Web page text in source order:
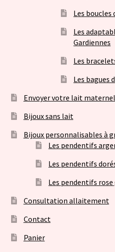
Les boucles
Les
Gardiennes
Les
Les bagues
Envoyer votre lait
Bijoux sans lait
Bijoux personnalisables à
Les pendentifs
Les pendentifs
Les pendentifs rose
Consultation allaitement
Contact
Panier